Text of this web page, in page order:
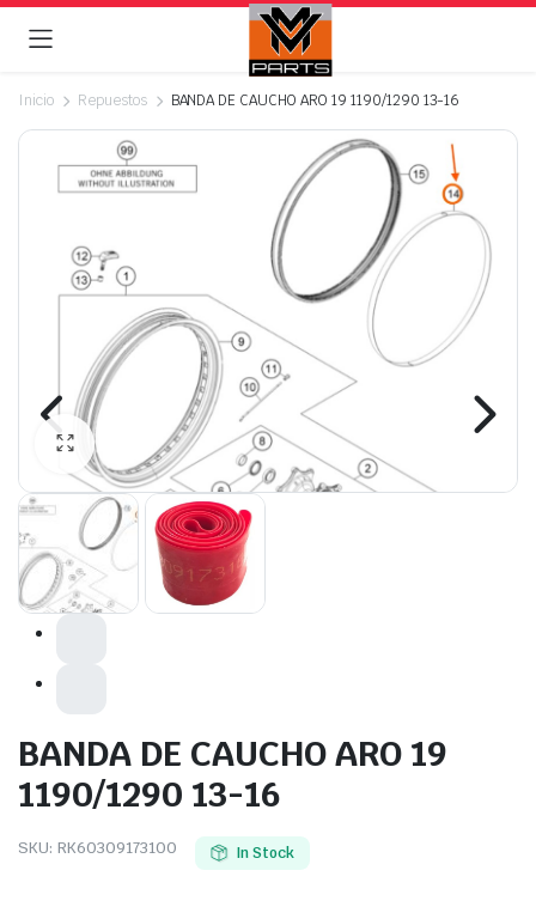
Inicio Repuestos BANDA DE CAUCHO ARO 19 1190/1290 13-16
BANDA DE CAUCHO ARO 19
1190/1290 13-16
SKU: RK60309173100 In Stock